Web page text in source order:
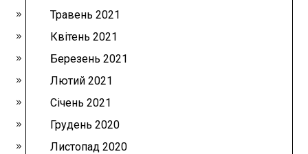
Травень 2021
Квітень 2021
Березень 2021
Лютий 2021
Січень 2021
Грудень 2020
Листопад 2020